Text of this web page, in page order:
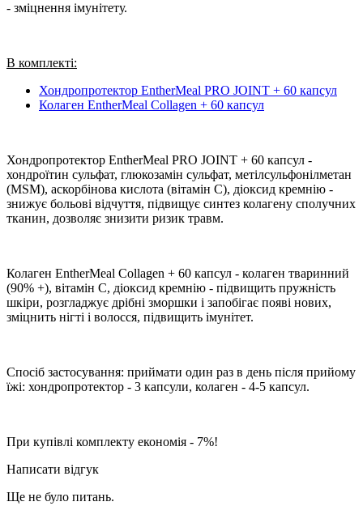
- зміцнення імунітету.
В комплекті:
Хондропротектор EntherMeal PRO JOINT + 60 капсул
Колаген EntherMeal Collagen + 60 капсул
Хондропротектор EntherMeal PRO JOINT + 60 капсул -
хондроїтин сульфат, глюкозамін сульфат, метілсульфонілметан
(MSM), аскорбінова кислота (вітамін С), діоксид кремнію -
знижує больові відчуття, підвищує синтез колагену сполучних
тканин, дозволяє знизити ризик травм.
Колаген EntherMeal Collagen + 60 капсул - колаген тваринний
(90% +), вітамін С, діоксид кремнію - підвищить пружність
шкіри, розгладжує дрібні зморшки і запобігає появі нових,
зміцнить нігті і волосся, підвищить імунітет.
Спосіб застосування: приймати один раз в день після прийому
їжі: хондропротектор - 3 капсули, колаген - 4-5 капсул.
При купівлі комплекту економія - 7%!
Написати відгук
Ще не було питань.